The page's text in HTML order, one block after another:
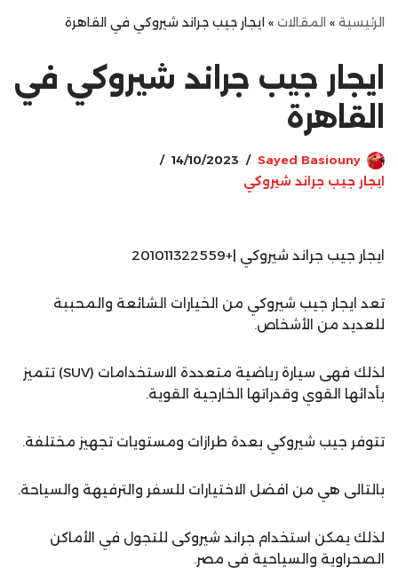
الرئيسية » المقالات » ايجار جيب جراند شيروكي في القاهرة
ايجار جيب جراند شيروكي في
القاهرة
Sayed Basiouny
14/10/2023
ايجار جيب جراند شيروكي
ايجار جيب جراند شيروكي |+201011322559
تعد ايجار جيب شيروكي من الخيارات الشائعة والمحببة
للعديد من الأشخاص.
لذلك فهى سيارة رياضية متعددة الاستخدامات (SUV) تتميز
بأدائها القوي وقدراتها الخارجية القوية.
تتوفر جيب شيروكي بعدة طرازات ومستويات تجهيز مختلفة.
بالتالى هي من افضل الاختيارات للسفر والترفيهة والسياحة.
لذلك يمكن استخدام جراند شيروكى للتجول في الأماكن
الصحراوية والسياحية في مصر.